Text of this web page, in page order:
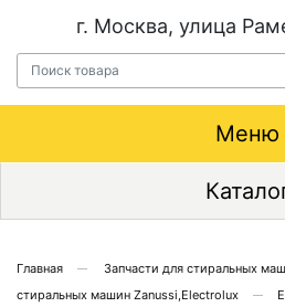
г. Москва, улица
Меню
Главная Запчасти для стиральных
стиральных машин Zanussi,Electrolux